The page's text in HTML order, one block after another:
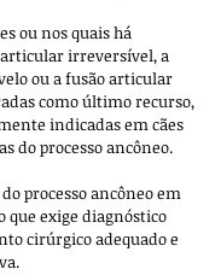
ou nos quais há
irreversível, a
ou a fusão articular
como último recurso,
indicadas em cães
do processo ancôneo.
processo ancôneo em
que exige diagnóstico
cirúrgico adequado e